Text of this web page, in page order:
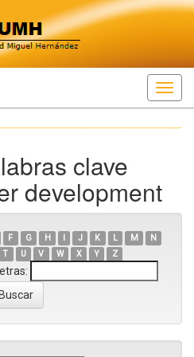
clave
development
F G H I J K L M
N
T U V W X Y Z